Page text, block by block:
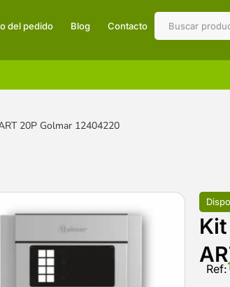
del pedido Blog Contacto
20P Golmar 12404220
Ref: